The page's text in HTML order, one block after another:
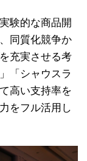
験的な商品開
同質化競争か
充実させる考
「シャウスラ
高い支持率を
をフル活用し